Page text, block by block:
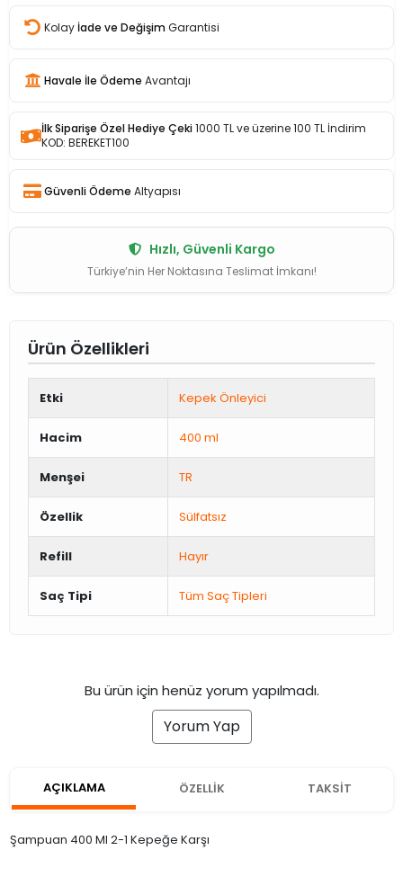
Kolay İade ve Değişim Garantisi
Havale İle Ödeme Avantajı
İlk Siparişe Özel Hediye Çeki1000 TL ve üzerine 100 TL İndirim
KOD: BEREKET100
Güvenli Ödeme Altyapısı
Hızlı, Güvenli Kargo
Türkiye’nin Her Noktasına Teslimat İmkanı!
Ürün Özellikleri
Etki Kepek Önleyici
Hacim 400 ml
Menşei TR
Özellik Sülfatsız
Refill Hayır
Saç Tipi Tüm Saç Tipleri
Bu ürün için henüz yorum yapılmadı.
Yorum Yap
AÇIKLAMA ÖZELLİK TAKSİT
Şampuan 400 Ml 2-1 Kepeğe Karşı